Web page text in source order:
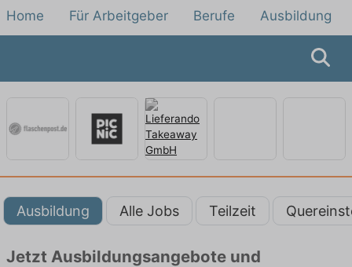
Home Für Arbeitgeber Berufe Ausbildung
Ausbildung Alle Jobs Teilzeit
Jetzt Ausbildungsangebote und